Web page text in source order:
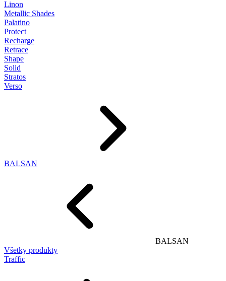
Linon
Metallic Shades
Palatino
Protect
Recharge
Retrace
Shape
Solid
Stratos
Verso
BALSAN
BALSAN
Všetky produkty
Traffic